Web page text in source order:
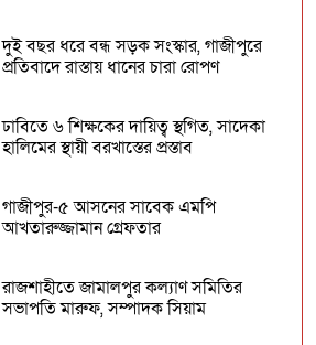
দুই বছর ধরে বন্ধ সড়ক সংস্কার, গাজীপুরে
প্রতিবাদে রাস্তায় ধানের চারা রোপণ
ঢাবিতে ৬ শিক্ষকের দায়িত্ব স্থগিত, সাদেকা
হালিমের স্থায়ী বরখাস্তের প্রস্তাব
গাজীপুর-৫ আসনের সাবেক এমপি
আখতারুজ্জামান গ্রেফতার
রাজশাহীতে জামালপুর কল্যাণ সমিতির
সভাপতি মারুফ, সম্পাদক সিয়াম